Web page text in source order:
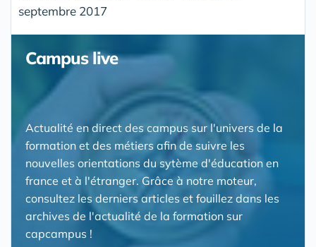
septembre 2017
Campus live
Actualité en direct des campus sur l'univers de la
formation et des métiers afin de suivre les
nouvelles orientations du sytème d'éducation en
france et à l'étranger. Grâce à notre moteur,
consultez les derniers articles et fouillez dans les
archives de l'actualité de la formation sur
capcampus !